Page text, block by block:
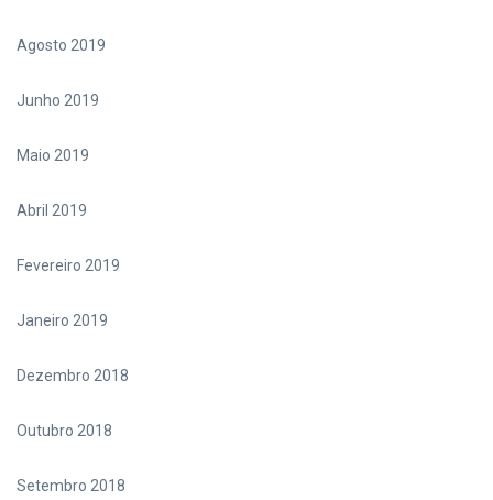
Agosto 2019
Junho 2019
Maio 2019
Abril 2019
Fevereiro 2019
Janeiro 2019
Dezembro 2018
Outubro 2018
Setembro 2018